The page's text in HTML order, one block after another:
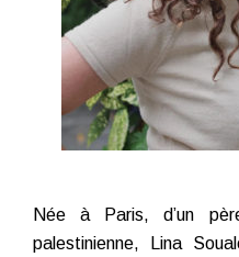
Née à Paris, d’un
palestinienne, Lina